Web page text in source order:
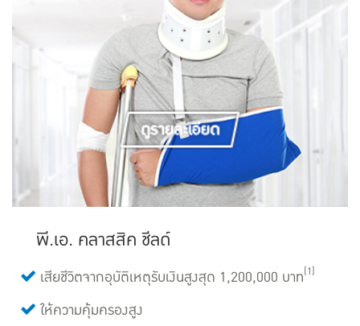
พี.เอ. คลาสสิค ชีลด์
เสียชีวิตจากอุบัติเหตุรับเงินสูงสุด 1,200,000 บาท(1)
ให้ความคุ้มครองสูง